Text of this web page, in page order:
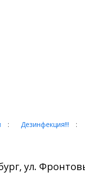
: Дезинфекция!!!
:
ул.